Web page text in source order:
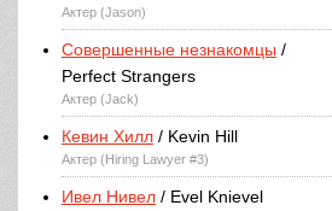
Актер (Jason)
Совершенные незнакомцы /
Perfect Strangers
Актер (Jack)
Кевин Хилл / Kevin Hill
Актер (Hiring Lawyer #3)
Ивел Нивел / Evel Knievel